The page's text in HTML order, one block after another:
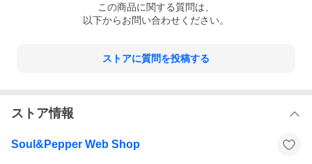
この商品に関する質問は、
以下からお問い合わせください。
ストアに質問を投稿する
ストア情報
Soul&Pepper Web Shop